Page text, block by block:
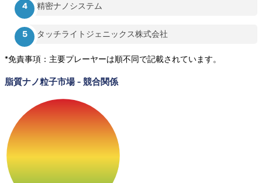
精密ナノシステム
タッチライトジェニックス株式会社
*免責事項：主要プレーヤーは順不同で記載されています。
脂質ナノ粒子市場- 競合関係